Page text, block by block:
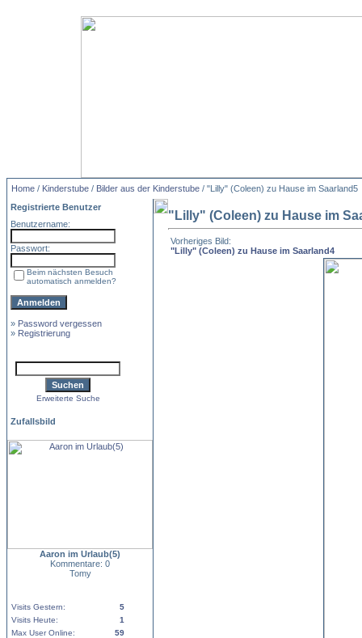
Home / Kinderstube / Bilder aus der Kinderstube / "Lilly" (Coleen) zu Hause im Saarland5
Registrierte Benutzer
Benutzername:
Passwort:
Beim nächsten Besuch
automatisch anmelden?
» Password vergessen
» Registrierung
Erweiterte Suche
Zufallsbild
Aaron im Urlaub(5)
Kommentare: 0
Tomy
Visits Gestern:
5
Visits Heute:
1
Max User Online:
59
"Lilly" (Coleen) zu Hause im
Vorheriges Bild:
"Lilly" (Coleen) zu Hause im Saarland4